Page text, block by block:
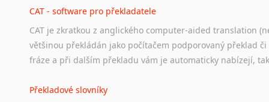
Studium v Austrálii
Soubor odkazů užitečných všem, kteří uvažují o studiu v
a zázemí, australské univerzity a samozřejmě i osobní
Práce v Austrálii
CAT - software pro překladatele
CAT je zkratkou z anglického computer-aided translation
většinou překládán jako počítačem podporovaný překlad
fráze a při dalším překladu vám je automaticky nabízejí,
Překladové slovníky